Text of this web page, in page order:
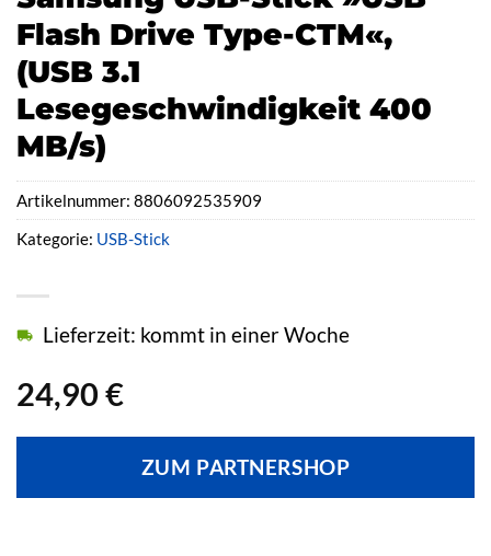
Flash Drive Type-CTM«,
(USB 3.1
Lesegeschwindigkeit 400
MB/s)
24,90 €
Lieferzeit: kommt in einer Woche
ZUM PARTNERSHOP
Artikelnummer: 8806092535909
Kategorie: USB-Stick